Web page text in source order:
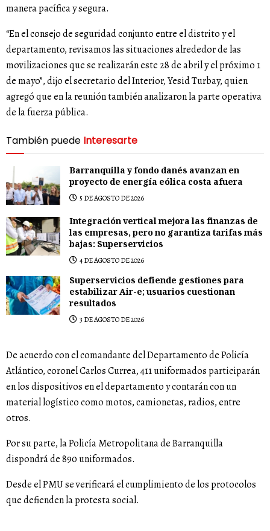
manera pacífica y segura.
“En el consejo de seguridad conjunto entre el distrito y el
departamento, revisamos las situaciones alrededor de las
movilizaciones que se realizarán este 28 de abril y el próximo 1
de mayo”, dijo el secretario del Interior, Yesid Turbay, quien
agregó que en la reunión también analizaron la parte operativa
de la fuerza pública.
También puede Interesarte
Barranquilla y fondo danés avanzan en
proyecto de energía eólica costa afuera
5 DE AGOSTO DE 2026
Integración vertical mejora las finanzas de
las empresas, pero no garantiza tarifas más
bajas: Superservicios
4 DE AGOSTO DE 2026
Superservicios defiende gestiones para
estabilizar Air-e; usuarios cuestionan
resultados
3 DE AGOSTO DE 2026
De acuerdo con el comandante del Departamento de Policía
Atlántico, coronel Carlos Currea, 411 uniformados participarán
en los dispositivos en el departamento y contarán con un
material logístico como motos, camionetas, radios, entre
otros.
Por su parte, la Policía Metropolitana de Barranquilla
dispondrá de 890 uniformados.
Desde el PMU se verificará el cumplimiento de los protocolos
que defienden la protesta social.